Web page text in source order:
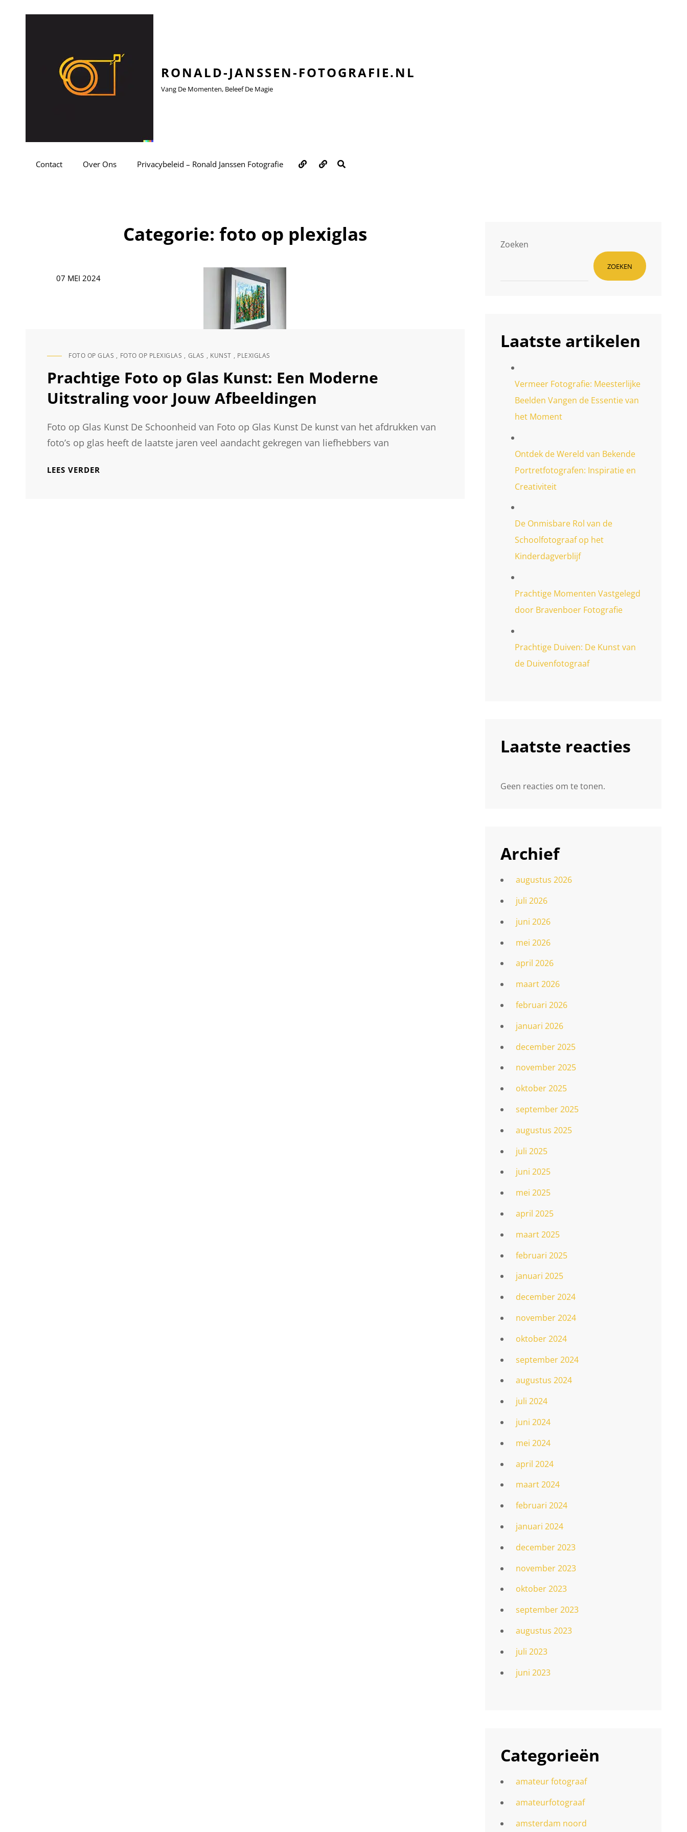
RONALD-JANSSEN-FOTOGRAFIE.NL
Vang De Momenten, Beleef De Magie
Contact Over Ons Privacybeleid – Ronald Janssen Fotografie Over
ons
Contact
Categorie: foto op plexiglas
Geplaatst07 MEI 2024
CAT
FOTO OP GLAS , FOTO OP PLEXIGLAS , GLAS , KUNST , PLEXIGLAS
Prachtige Foto op Glas Kunst: Een Moderne
Uitstraling voor Jouw Afbeeldingen
Foto op Glas Kunst De Schoonheid van Foto op Glas Kunst De kunst van het afdrukken van
foto’s op glas heeft de laatste jaren veel aandacht gekregen van liefhebbers van
LEES VERDER
Zoeken
ZOEKEN
Laatste artikelen
Vermeer Fotografie: Meesterlijke
Beelden Vangen de Essentie van
het Moment
Ontdek de Wereld van Bekende
Portretfotografen: Inspiratie en
Creativiteit
De Onmisbare Rol van de
Schoolfotograaf op het
Kinderdagverblijf
Prachtige Momenten Vastgelegd
door Bravenboer Fotografie
Prachtige Duiven: De Kunst van
de Duivenfotograaf
Laatste reacties
Geen reacties om te tonen.
Archief
augustus 2026
juli 2026
juni 2026
mei 2026
april 2026
maart 2026
februari 2026
januari 2026
december 2025
november 2025
oktober 2025
september 2025
augustus 2025
juli 2025
juni 2025
mei 2025
april 2025
maart 2025
februari 2025
januari 2025
december 2024
november 2024
oktober 2024
september 2024
augustus 2024
juli 2024
juni 2024
mei 2024
april 2024
maart 2024
februari 2024
januari 2024
december 2023
november 2023
oktober 2023
september 2023
augustus 2023
juli 2023
juni 2023
Categorieën
amateur fotograaf
amateurfotograaf
amsterdam noord